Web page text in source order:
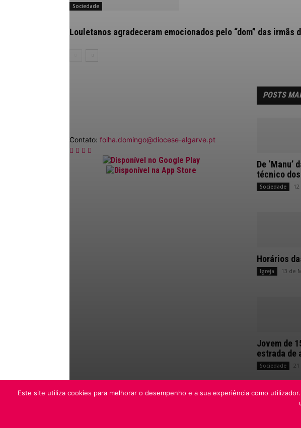
Sociedade
Louletanos agradeceram emocionados pelo “dom” das
Contato: folha.domingo@diocese-algarve.pt
POSTS
De ‘Manu’
técnico
Sociedade
Horários
Igreja 13 de
Jovem de
estrada de
Sociedade
Este site utiliza cookies para melhorar o desempenho e a sua experiência como